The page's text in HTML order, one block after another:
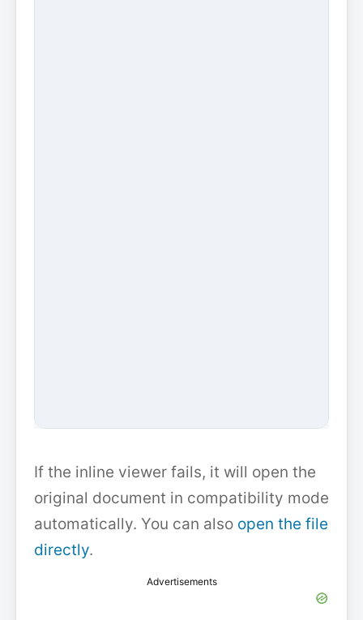
If the inline viewer fails, it will open the
original document in compatibility mode
automatically. You can also open the file
directly.
Advertisements